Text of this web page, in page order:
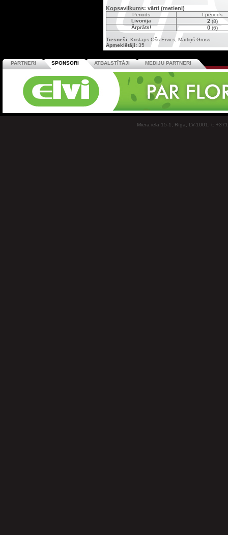
Kopsavilkums: vārti (metieni)
Periods
I periods
Livonija
2 (8)
Ārprāts!
0 (6)
Tiesneši: Kristaps Ošs-Ervics, Mārtiņš Gross
Apmeklētāji: 35
PARTNERI SPONSORI ATBALSTĪTĀJI MEDIJU PARTNERI
Miera iela 15-1, Rīga, LV-1001, t: